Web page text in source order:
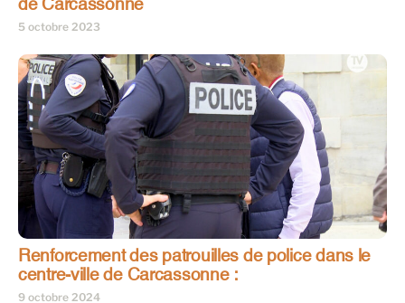
de Carcassonne
5 octobre 2023
Renforcement des patrouilles de police dans le
centre-ville de Carcassonne :
9 octobre 2024